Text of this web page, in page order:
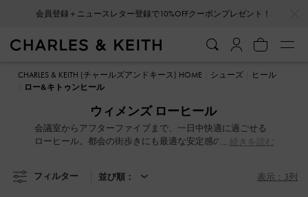
会員登録＋ニュースレター登録で10%OFFクーポンプレゼント！
会員登録＋ニュースレター登録で10%OFFクーポンプレゼント！
CHARLES & KEITH (チャールズアンドキース) HOME シューズ
ヒール
ロー&キトゥンヒール
ウィメンズ ローヒール
会議室からアフターファイブまで、一日中快適に過ごせる
ローヒール。都会の街歩きにも最適な安定感のあるフォル
性を兼ね備えた一足が、あなたの日常にさりげない気品を
続きを読む
フィルター 並び順： 表示：3列